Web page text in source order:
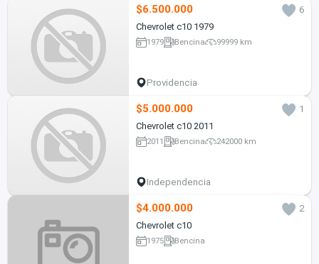
$6.500.000
6
Chevrolet c10 1979
1979 Bencina 99999 km
Providencia
$5.000.000
1
Chevrolet c10 2011
2011 Bencina 242000 km
Independencia
$4.000.000
2
Chevrolet c10
1975 Bencina